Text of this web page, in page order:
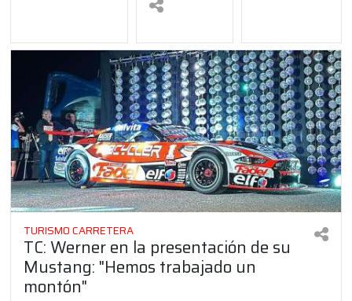
TURISMO CARRETERA
TC: Werner en la presentación de su
Mustang: "Hemos trabajado un
montón"